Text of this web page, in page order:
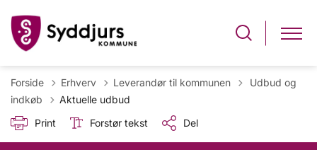
Forside Erhverv Leverandør til kommunen Tilbage til
Udbud og
indkøb
Aktuelle udbud
Print
Forstør tekst Del